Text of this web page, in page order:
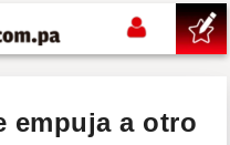
empuja a otro